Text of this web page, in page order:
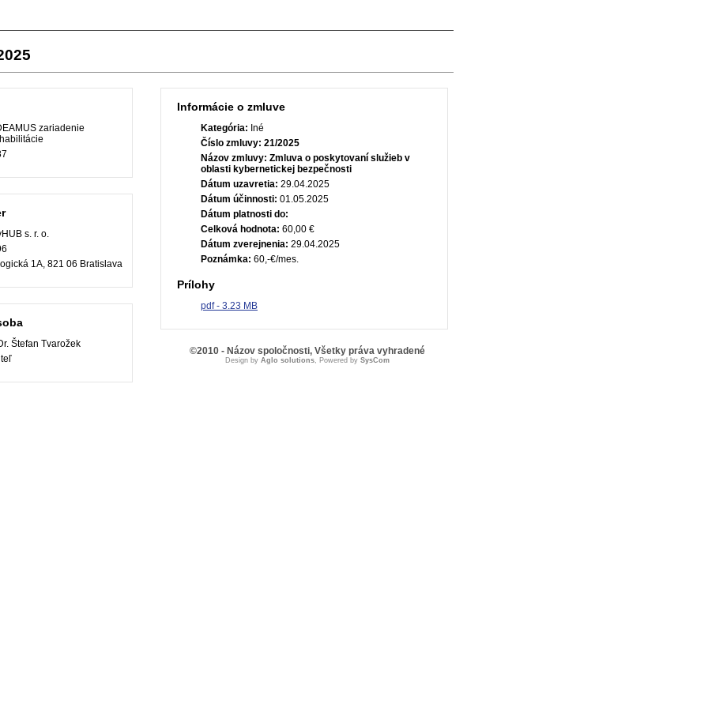
zariadenie
s. r. o.
1A, 821 06 Bratislava
Štefan Tvarožek
Informácie o zmluve
Kategória: Iné
Číslo zmluvy: 21/2025
Názov zmluvy: Zmluva o poskytovaní služieb v
oblasti kybernetickej bezpečnosti
Dátum uzavretia: 29.04.2025
Dátum účinnosti: 01.05.2025
Dátum platnosti do:
Celková hodnota: 60,00 €
Dátum zverejnenia: 29.04.2025
Poznámka: 60,-€/mes.
Prílohy
pdf - 3.23 MB
©2010 - Názov spoločnosti, Všetky práva vyhradené
Design by Aglo solutions, Powered by SysCom